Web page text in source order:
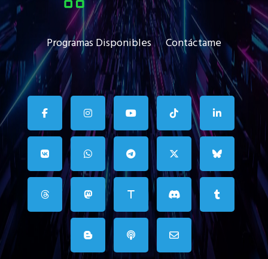
Programas Disponibles Contáctame